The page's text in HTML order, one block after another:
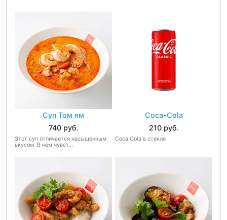
Суп Том ям
740 руб.
Этот суп отличается насыщенным
вкусом. В нём чувст...
Coca-Cola
210 руб.
Coca Cola в стекле